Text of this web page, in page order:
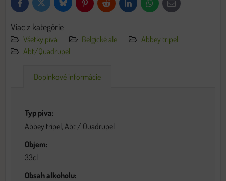
FacebookTwitter Bluesky PinterestReddit LinkedInWhatsApp
E-
mail
Viac z kategórie
Všetky pivá Belgické ale
Abbey tripel
Abt/Quadrupel
Doplnkové informácie
Typ piva:
Abbey tripel, Abt / Quadrupel
Objem:
33cl
Obsah alkoholu: